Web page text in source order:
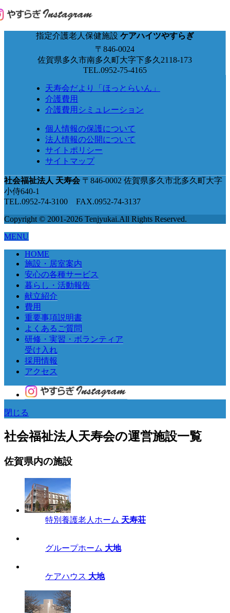
指定介護老人保健施設 ケアハイツやすらぎ
〒846-0024
佐賀県多久市南多久町大字下多久2118-173
TEL.0952-75-4165
天寿会だより「ほっとらいん」
介護費用
介護費用シミュレーション
個人情報の保護について
法人情報の公開について
サイトポリシー
サイトマップ
社会福祉法人 天寿会 〒846-0002 佐賀県多久市北多久町大字
小侍640-1
TEL.0952-74-3100 FAX.0952-74-3137
Copyright © 2001-2026 Tenjyukai.All Rights Reserved.
MENU
HOME
施設・居室案内
安心の各種サービス
暮らし・活動報告
献立紹介
費用
重要事項説明書
よくあるご質問
研修・実習・ボランティア
受け入れ
採用情報
アクセス
閉じる
社会福祉法人天寿会の運営施設一覧
佐賀県内の施設
特別養護老人ホーム 天寿荘
グループホーム 大地
ケアハウス 大地